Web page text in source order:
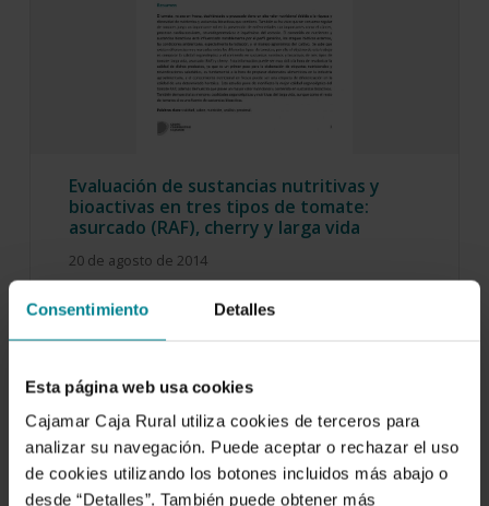
Consentimiento Detalles
Esta página web usa cookies
Cajamar Caja Rural utiliza cookies de terceros para
analizar su navegación. Puede aceptar o rechazar el uso
de cookies utilizando los botones incluidos más abajo o
desde “Detalles”. También puede obtener más
Evaluación de sustancias nutritivas y
bioactivas en tres tipos de tomate:
asurcado (RAF), cherry y larga vida
20 de agosto de 2014
El tomate, ya sea en fresco, deshidratado o
procesado tiene un alto valor nutricional debido…